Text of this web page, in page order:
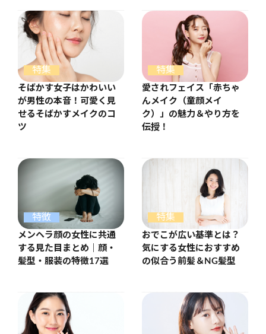
特集
そばかす女子はかわいい
が男性の本音！可愛く見
せるそばかすメイクのコ
ツ
特集
愛されフェイス「赤ちゃ
んメイク（童顔メイ
ク）」の魅力＆やり方を
伝授！
特徴
メンヘラ顔の女性に共通
する見た目まとめ｜顔・
髪型・服装の特徴17選
特集
おでこが広い基準とは？
気にする女性におすすめ
の似合う前髪＆NG髪型